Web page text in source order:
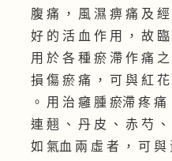
腹 痛 ， 風 濕 痹 痛 及
好 的 活 血 作 用 ， 故
用 於 各 種 瘀 滯 作 痛
損 傷 瘀 痛 ， 可 與 紅
。 用 治 癰 腫 瘀滯 疼 痛
連 翹 、 丹 皮 、 赤 芍
如 氣血 兩 虛 者 ， 可 與